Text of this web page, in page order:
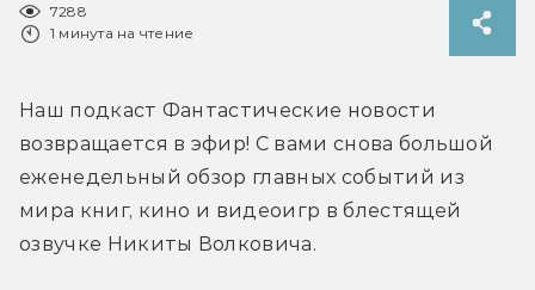
7288
1 минута на чтение
Наш подкаст Фантастические новости
возвращается в эфир! С вами снова большой
еженедельный обзор главных событий из
мира книг, кино и видеоигр в блестящей
озвучке Никиты Волковича.